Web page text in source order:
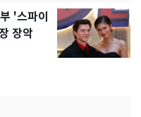
'스파이
장악